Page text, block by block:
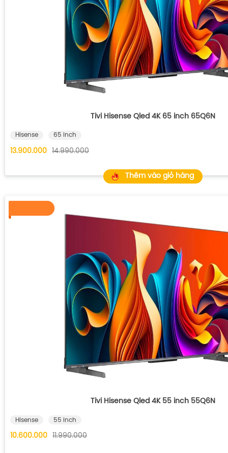
Tivi Hisense Qled 4K 65 inch 65Q6N
Hisense 65 inch
13.900.000 14.990.000
Thêm vào giỏ hàng
Tivi Hisense Qled 4K 55 inch 55Q6N
Hisense 55 inch
10.600.000 11.990.000